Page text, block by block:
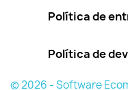
Política de
Política de
© 2026 - Software